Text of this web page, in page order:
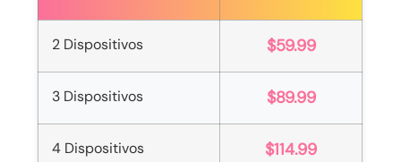
2 Dispositivos $59.99
3 Dispositivos $89.99
4 Dispositivos $114.99